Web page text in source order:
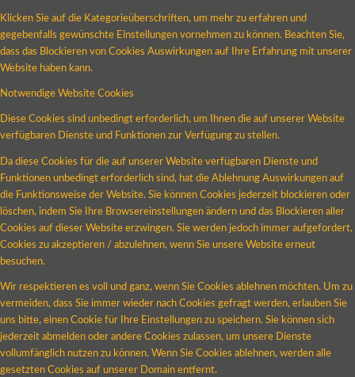
Klicken Sie auf die Kategorieüberschriften, um mehr zu erfahren und
gegebenfalls gewünschte Einstellungen vornehmen zu können. Beachten Sie,
dass das Blockieren von Cookies Auswirkungen auf Ihre Erfahrung mit unserer
Website haben kann.
Notwendige Website Cookies
Diese Cookies sind unbedingt erforderlich, um Ihnen die auf unserer Website
verfügbaren Dienste und Funktionen zur Verfügung zu stellen.
Da diese Cookies für die auf unserer Website verfügbaren Dienste und
Funktionen unbedingt erforderlich sind, hat die Ablehnung Auswirkungen auf
die Funktionsweise der Website. Sie können Cookies jederzeit blockieren oder
löschen, indem Sie Ihre Browsereinstellungen ändern und das Blockieren aller
Cookies auf dieser Website erzwingen. Sie werden jedoch immer aufgefordert,
Cookies zu akzeptieren / abzulehnen, wenn Sie unsere Website erneut
besuchen.
Wir respektieren es voll und ganz, wenn Sie Cookies ablehnen möchten. Um zu
vermeiden, dass Sie immer wieder nach Cookies gefragt werden, erlauben Sie
uns bitte, einen Cookie für Ihre Einstellungen zu speichern. Sie können sich
jederzeit abmelden oder andere Cookies zulassen, um unsere Dienste
vollumfänglich nutzen zu können. Wenn Sie Cookies ablehnen, werden alle
gesetzten Cookies auf unserer Domain entfernt.